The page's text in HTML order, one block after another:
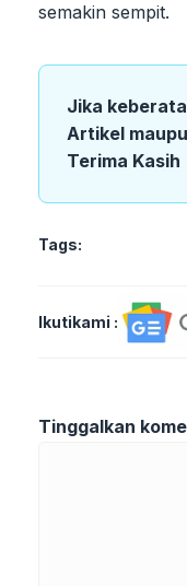
semakin sempit.
Jika
Artikel
Terima Kasih
Tags:
Ikutikami :
Tinggalkan